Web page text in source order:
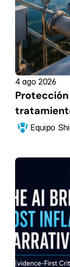
4 ago 2026
Equipo